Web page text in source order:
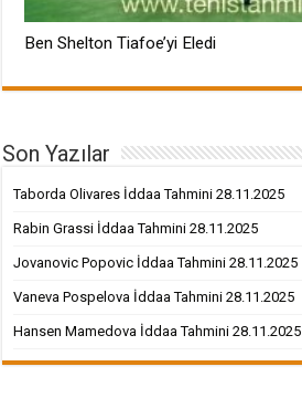
Ben Shelton Tiafoe’yi Eledi
Son Yazılar
Taborda Olivares İddaa Tahmini 28.11.2025
Rabin Grassi İddaa Tahmini 28.11.2025
Jovanovic Popovic İddaa Tahmini 28.11.2025
Vaneva Pospelova İddaa Tahmini 28.11.2025
Hansen Mamedova İddaa Tahmini 28.11.2025